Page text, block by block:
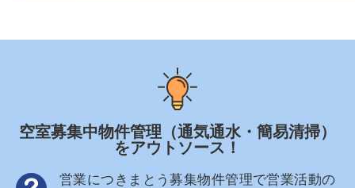
空室募集中物件管理（通気通水・簡易清掃）
をアウトソース！
営業につきまとう募集物件管理で営業活動の